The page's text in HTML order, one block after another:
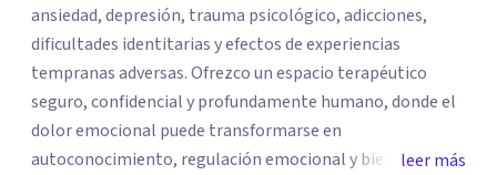
ansiedad, depresión, trauma psicológico, adicciones,
dificultades identitarias y efectos de experiencias
tempranas adversas. Ofrezco un espacio terapéutico
seguro, confidencial y profundamente humano, donde el
dolor emocional puede transformarse en
autoconocimiento, regulación emocional y bienestar.
leer más